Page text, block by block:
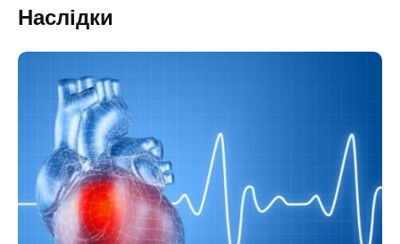
Наслідки